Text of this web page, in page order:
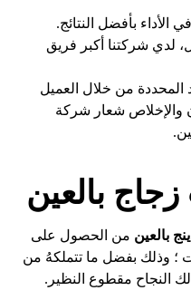
الأداء بأفضل النتائج.
لدي شركتنا أكبر فريق
المحددة من خلال العميل
والإخلاص شعار شركة
بالعين
بالعين من الحصول على
؛ وذلك بفضل ما تتملكهُ من
النجاح مقطوع النظير.